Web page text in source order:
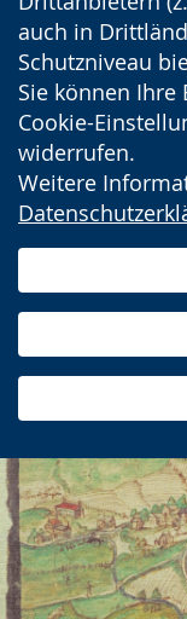
auch in
Schutzniveau
Sie können
Cookie-
widerrufen.
Weitere